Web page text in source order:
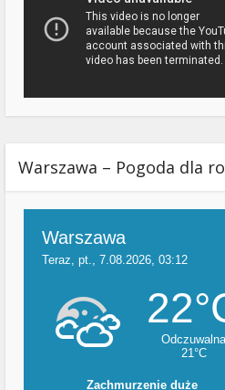
Warszawa – Pogoda dla